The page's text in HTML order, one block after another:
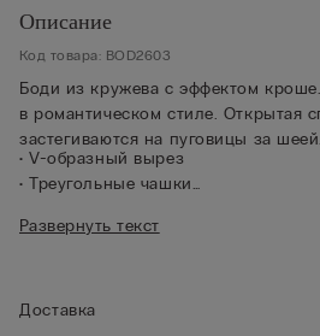
Описание
Код товара: BOD2603
Боди из кружева с эффектом
в романтическом стиле. Открытая
застегиваются на пуговицы за шеей.
• V-образный вырез
• Треугольные чашки
• Ластовица из 100% хлопка
• Рост модели: 175 см. Размер
Развернуть текст
Доставка